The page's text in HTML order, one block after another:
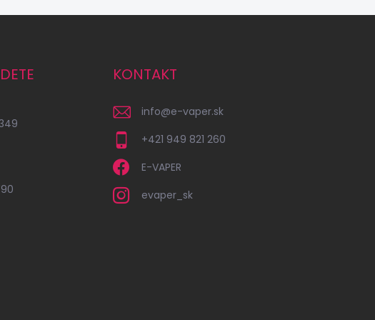
KONTAKT
info@e-vaper.sk
+421 949 821 260
E-VAPER
evaper_sk